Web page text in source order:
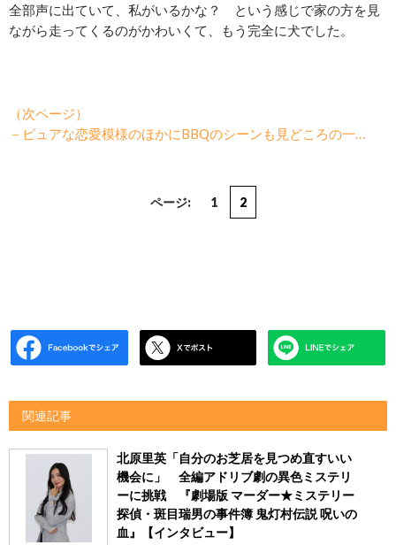
全部声に出ていて、私がいるかな？ という感じで家の方を見
ながら走ってくるのがかわいくて、もう完全に犬でした。
（次ページ）
－ピュアな恋愛模様のほかにBBQのシーンも見どころの一…
ページ: 1 2
関連記事
北原里英「自分のお芝居を見つめ直すいい
機会に」 全編アドリブ劇の異色ミステリ
ーに挑戦 『劇場版 マーダー★ミステリー
探偵・斑目瑞男の事件簿 鬼灯村伝説 呪いの
血』【インタビュー】